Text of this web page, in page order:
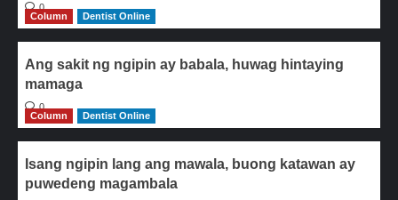
0
Column
Dentist Online
Ang sakit ng ngipin ay babala, huwag hintaying
mamaga
0
Column
Dentist Online
Isang ngipin lang ang mawala, buong katawan ay
puwedeng magambala